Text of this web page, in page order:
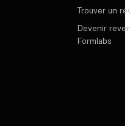
Trouver un
Devenir
Formlabs